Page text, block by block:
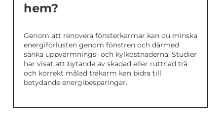
hem?
Genom att renovera fönsterkarmar kan du minska
energiförlusten genom fönstren och därmed
sänka uppvärmnings- och kylkostnaderna. Studier
har visat att bytande av skadad eller ruttnad trä
och korrekt målad träkarm kan bidra till
betydande energibesparingar.